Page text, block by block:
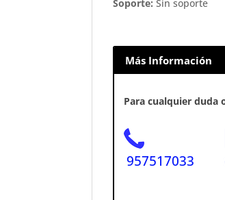
Soporte:Sin soporte
Más Información
Para cualquier duda
957517033